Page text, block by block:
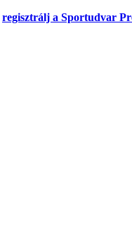
regisztrálj a Sportudvar